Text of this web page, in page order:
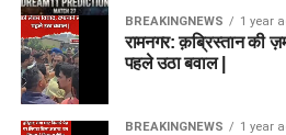
BREAKINGNEWS 1 year
रामनगर: क़ब्रिस्तान की
पहले उठा बवाल |
BREAKINGNEWS 1 year